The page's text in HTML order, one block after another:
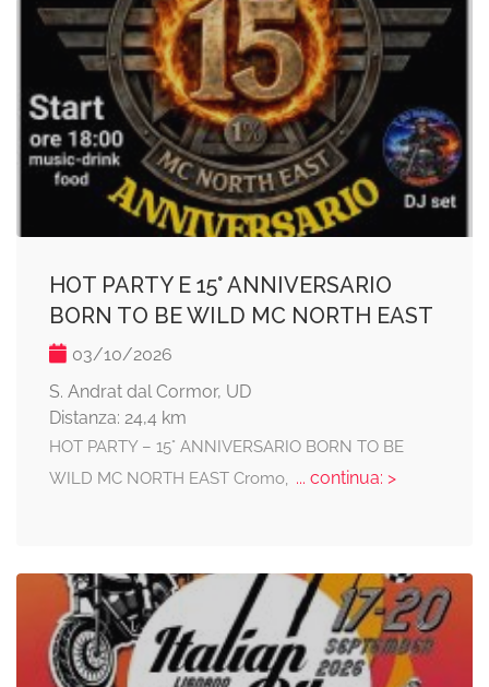
HOT PARTY E 15° ANNIVERSARIO
BORN TO BE WILD MC NORTH EAST
03/10/2026
S. Andrat dal Cormor, UD
Distanza: 24,4 km
HOT PARTY – 15° ANNIVERSARIO BORN TO BE
WILD MC NORTH EAST Cromo, ... continua: >